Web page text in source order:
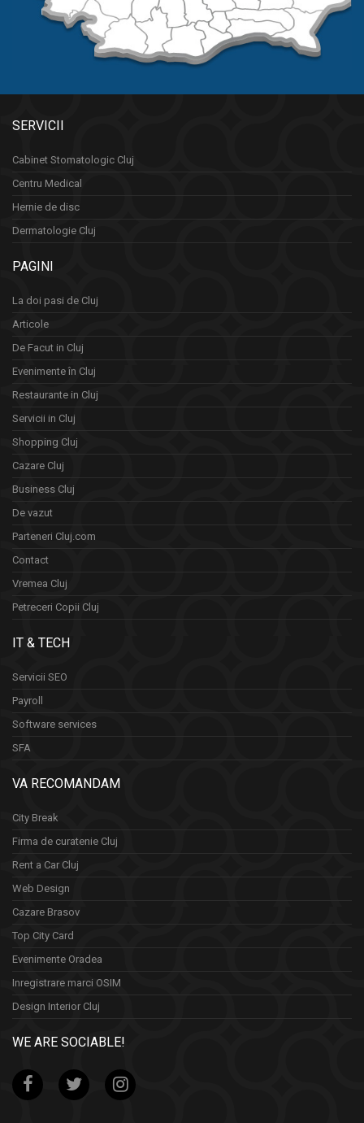
SERVICII
Cabinet Stomatologic Cluj
Centru Medical
Hernie de disc
Dermatologie Cluj
PAGINI
La doi pasi de Cluj
Articole
De Facut in Cluj
Evenimente în Cluj
Restaurante in Cluj
Servicii in Cluj
Shopping Cluj
Cazare Cluj
Business Cluj
De vazut
Parteneri Cluj.com
Contact
Vremea Cluj
Petreceri Copii Cluj
IT & TECH
Servicii SEO
Payroll
Software services
SFA
VA RECOMANDAM
City Break
Firma de curatenie Cluj
Rent a Car Cluj
Web Design
Cazare Brasov
Top City Card
Evenimente Oradea
Inregistrare marci OSIM
Design Interior Cluj
WE ARE SOCIABLE!